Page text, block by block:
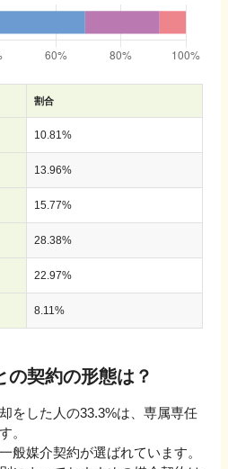
割合
10.81%
13.96%
15.77%
28.38%
22.97%
8.11%
の契約の形態は？
をした人の33.3%は、専属専任
。
般媒介契約が選ばれています。